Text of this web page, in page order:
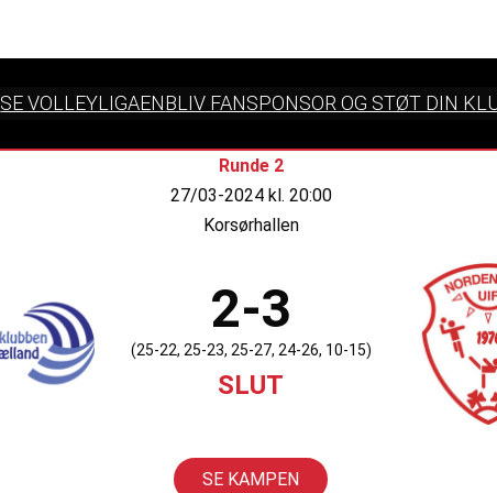
SE VOLLEYLIGAENBLIV FANSPONSOR OG STØT DIN
Runde 2
27/03-2024 kl. 20:00
Korsørhallen
2-3
(25-22, 25-23, 25-27, 24-26, 10-15)
SLUT
SE KAMPEN